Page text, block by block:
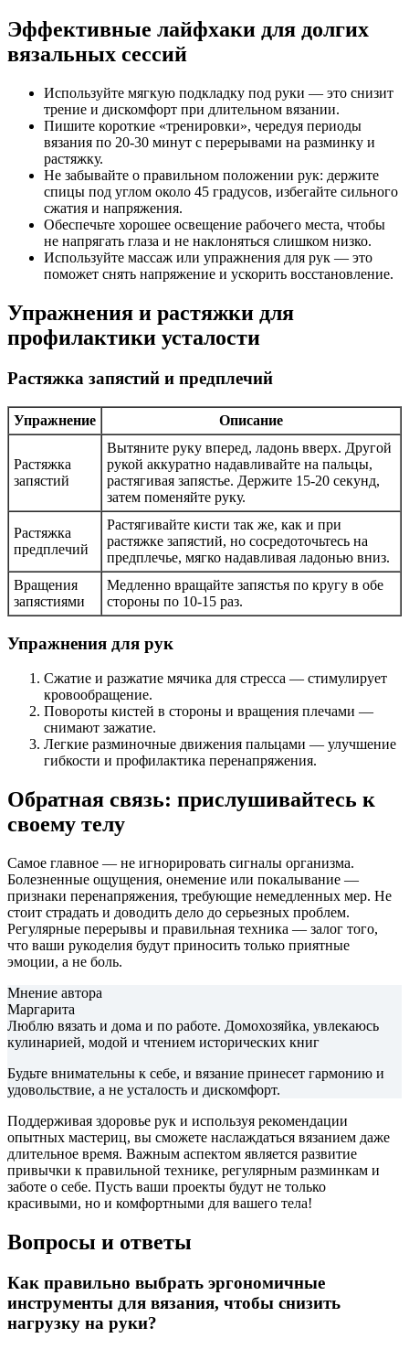
Эффективные лайфхаки для долгих
вязальных сессий
Используйте мягкую подкладку под руки — это снизит
трение и дискомфорт при длительном вязании.
Пишите короткие «тренировки», чередуя периоды
вязания по 20-30 минут с перерывами на разминку и
растяжку.
Не забывайте о правильном положении рук: держите
спицы под углом около 45 градусов, избегайте сильного
сжатия и напряжения.
Обеспечьте хорошее освещение рабочего места, чтобы
не напрягать глаза и не наклоняться слишком низко.
Используйте массаж или упражнения для рук — это
поможет снять напряжение и ускорить восстановление.
Упражнения и растяжки для
профилактики усталости
Растяжка запястий и предплечий
Упражнение Описание
Растяжка
запястий
Вытяните руку вперед, ладонь вверх. Другой
рукой аккуратно надавливайте на пальцы,
растягивая запястье. Держите 15-20 секунд,
затем поменяйте руку.
Растяжка
предплечий
Растягивайте кисти так же, как и при
растяжке запястий, но сосредоточьтесь на
предплечье, мягко надавливая ладонью вниз.
Вращения
запястиями
Медленно вращайте запястья по кругу в обе
стороны по 10-15 раз.
Упражнения для рук
Сжатие и разжатие мячика для стресса — стимулирует
кровообращение.
Повороты кистей в стороны и вращения плечами —
снимают зажатие.
Легкие разминочные движения пальцами — улучшение
гибкости и профилактика перенапряжения.
Обратная связь: прислушивайтесь к
своему телу
Самое главное — не игнорировать сигналы организма.
Болезненные ощущения, онемение или покалывание —
признаки перенапряжения, требующие немедленных мер. Не
стоит страдать и доводить дело до серьезных проблем.
Регулярные перерывы и правильная техника — залог того,
что ваши рукоделия будут приносить только приятные
эмоции, а не боль.
Мнение автора
Маргарита
Люблю вязать и дома и по работе. Домохозяйка, увлекаюсь
кулинарией, модой и чтением исторических книг
Будьте внимательны к себе, и вязание принесет гармонию и
удовольствие, а не усталость и дискомфорт.
Поддерживая здоровье рук и используя рекомендации
опытных мастериц, вы сможете наслаждаться вязанием даже
длительное время. Важным аспектом является развитие
привычки к правильной технике, регулярным разминкам и
заботе о себе. Пусть ваши проекты будут не только
красивыми, но и комфортными для вашего тела!
Вопросы и ответы
Как правильно выбрать эргономичные
инструменты для вязания, чтобы снизить
нагрузку на руки?